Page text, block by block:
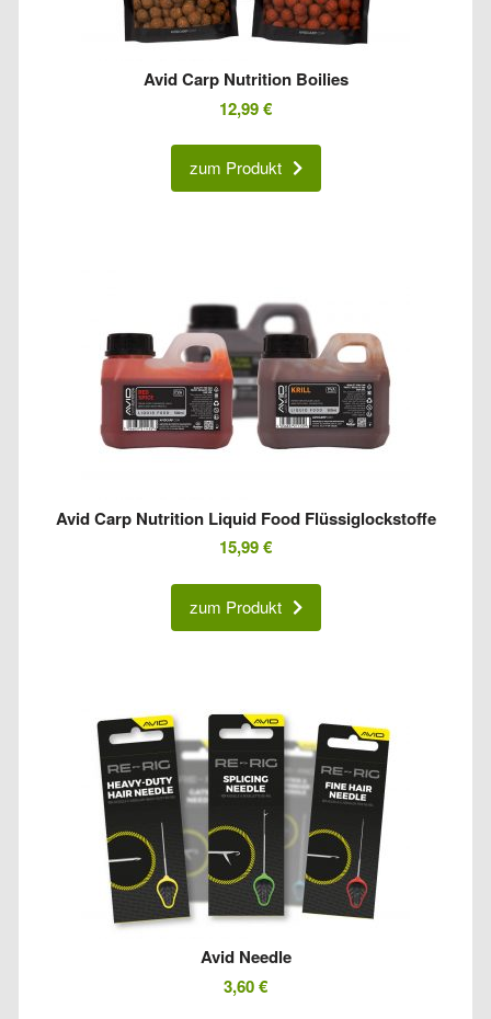
Avid Carp Nutrition Boilies
12,99€
zum Produkt
Avid Carp Nutrition Liquid Food Flüssiglockstoffe
15,99€
zum Produkt
Avid Needle
3,60€